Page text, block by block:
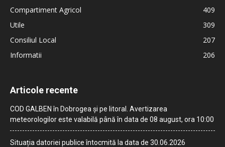
Compartiment Agricol
409
Utile
309
Consiliul Local
207
Informatii
206
Articole recente
COD GALBEN în Dobrogea și pe litoral. Avertizarea
meteorologilor este valabilă până în data de 08 august, ora 10:00
Situația datoriei publice întocmită la data de 30.06.2026